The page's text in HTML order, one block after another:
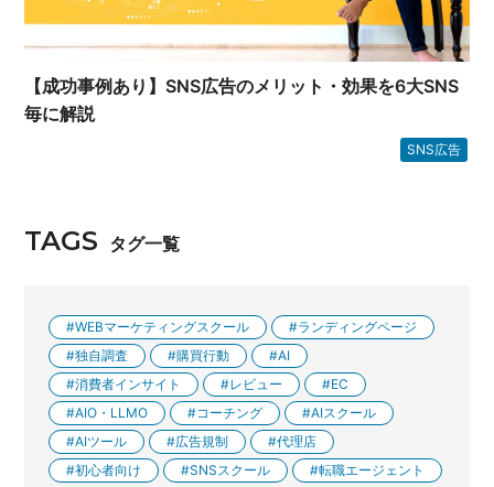
【成功事例あり】SNS広告のメリット・効果を6大SNS
毎に解説
SNS広告
TAGS タグ一覧
WEBマーケティングスクール
ランディングページ
独自調査
購買行動
AI
消費者インサイト
レビュー
EC
AIO・LLMO
コーチング
AIスクール
AIツール
広告規制
代理店
初心者向け
SNSスクール
転職エージェント